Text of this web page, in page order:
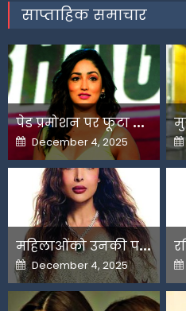
साप्ताहिक समाचार
प
ेड प्रमोशन पर फूटा यामी गौतम का गुस्सा
Posted
on
December 4, 2025
म
हिलाओंको उनकी पसंद के लिए उन्हें जज किया जाता है-मलाइका
Posted
on
December 4, 2025